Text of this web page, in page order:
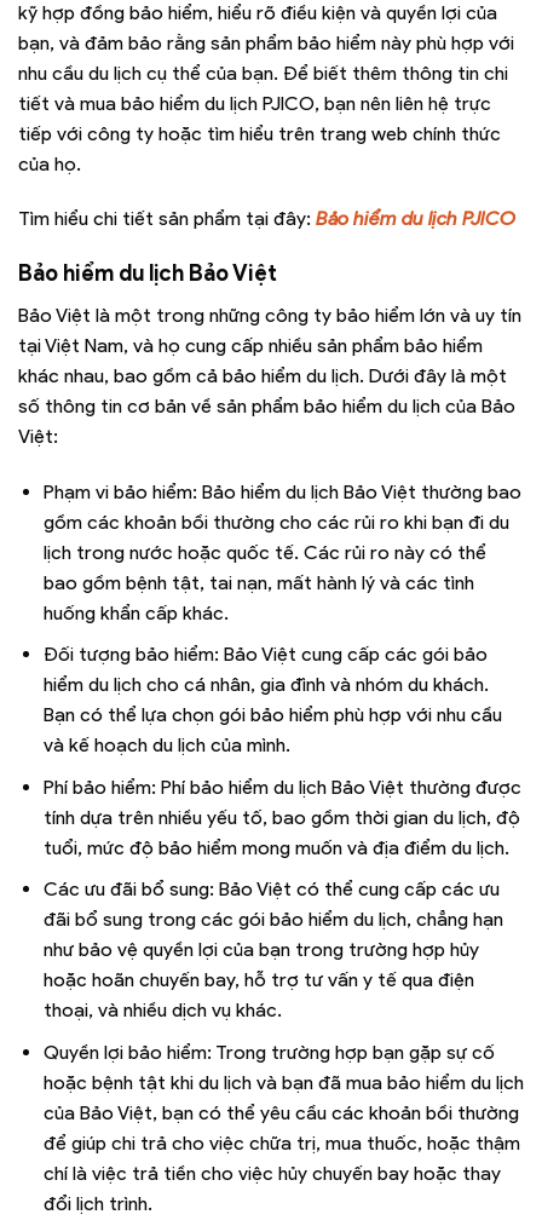
kỹ hợp đồng bảo hiểm, hiểu rõ điều kiện và quyền lợi của
bạn, và đảm bảo rằng sản phẩm bảo hiểm này phù hợp với
nhu cầu du lịch cụ thể của bạn. Để biết thêm thông tin chi
tiết và mua bảo hiểm du lịch PJICO, bạn nên liên hệ trực
tiếp với công ty hoặc tìm hiểu trên trang web chính thức
của họ.
Tìm hiểu chi tiết sản phẩm tại đây: Bảo hiểm du lịch PJICO
Bảo hiểm du lịch Bảo Việt
Bảo Việt là một trong những công ty bảo hiểm lớn và uy tín
tại Việt Nam, và họ cung cấp nhiều sản phẩm bảo hiểm
khác nhau, bao gồm cả bảo hiểm du lịch. Dưới đây là một
số thông tin cơ bản về sản phẩm bảo hiểm du lịch của Bảo
Việt:
Phạm vi bảo hiểm: Bảo hiểm du lịch Bảo Việt thường bao
gồm các khoản bồi thường cho các rủi ro khi bạn đi du
lịch trong nước hoặc quốc tế. Các rủi ro này có thể
bao gồm bệnh tật, tai nạn, mất hành lý và các tình
huống khẩn cấp khác.
Đối tượng bảo hiểm: Bảo Việt cung cấp các gói bảo
hiểm du lịch cho cá nhân, gia đình và nhóm du khách.
Bạn có thể lựa chọn gói bảo hiểm phù hợp với nhu cầu
và kế hoạch du lịch của mình.
Phí bảo hiểm: Phí bảo hiểm du lịch Bảo Việt thường được
tính dựa trên nhiều yếu tố, bao gồm thời gian du lịch, độ
tuổi, mức độ bảo hiểm mong muốn và địa điểm du lịch.
Các ưu đãi bổ sung: Bảo Việt có thể cung cấp các ưu
đãi bổ sung trong các gói bảo hiểm du lịch, chẳng hạn
như bảo vệ quyền lợi của bạn trong trường hợp hủy
hoặc hoãn chuyến bay, hỗ trợ tư vấn y tế qua điện
thoại, và nhiều dịch vụ khác.
Quyền lợi bảo hiểm: Trong trường hợp bạn gặp sự cố
hoặc bệnh tật khi du lịch và bạn đã mua bảo hiểm du lịch
của Bảo Việt, bạn có thể yêu cầu các khoản bồi thường
để giúp chi trả cho việc chữa trị, mua thuốc, hoặc thậm
chí là việc trả tiền cho việc hủy chuyến bay hoặc thay
đổi lịch trình.